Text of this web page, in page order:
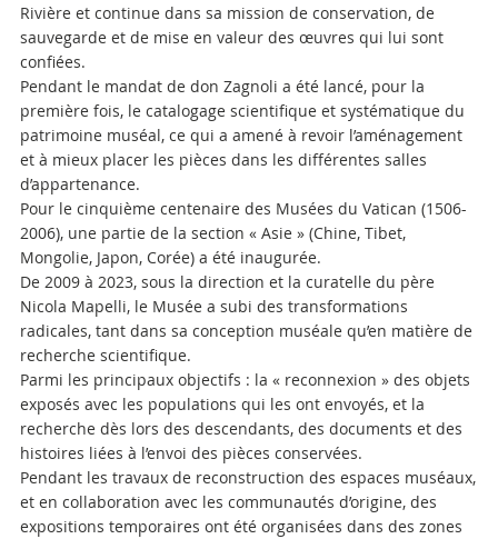
Rivière et continue dans sa mission de conservation, de
sauvegarde et de mise en valeur des œuvres qui lui sont
confiées.
Pendant le mandat de don Zagnoli a été lancé, pour la
première fois, le catalogage scientifique et systématique du
patrimoine muséal, ce qui a amené à revoir l’aménagement
et à mieux placer les pièces dans les différentes salles
d’appartenance.
Pour le cinquième centenaire des Musées du Vatican (1506-
2006), une partie de la section « Asie » (Chine, Tibet,
Mongolie, Japon, Corée) a été inaugurée.
De 2009 à 2023, sous la direction et la curatelle du père
Nicola Mapelli, le Musée a subi des transformations
radicales, tant dans sa conception muséale qu’en matière de
recherche scientifique.
Parmi les principaux objectifs : la « reconnexion » des objets
exposés avec les populations qui les ont envoyés, et la
recherche dès lors des descendants, des documents et des
histoires liées à l’envoi des pièces conservées.
Pendant les travaux de reconstruction des espaces muséaux,
et en collaboration avec les communautés d’origine, des
expositions temporaires ont été organisées dans des zones